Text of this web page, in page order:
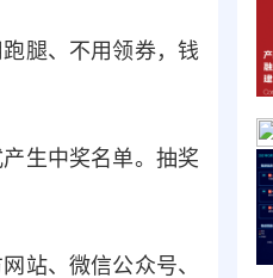
腿、不用领券，钱
生中奖名单。抽奖
站、微信公众号、